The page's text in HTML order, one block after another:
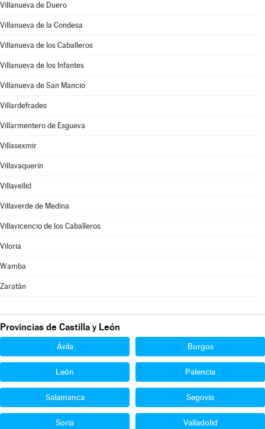
Villanueva de Duero
Villanueva de la Condesa
Villanueva de los Caballeros
Villanueva de los Infantes
Villanueva de San Mancio
Villardefrades
Villarmentero de Esgueva
Villasexmir
Villavaquerín
Villavellid
Villaverde de Medina
Villavicencio de los Caballeros
Viloria
Wamba
Zaratán
Provincias de Castilla y León
Ávila Burgos
León Palencia
Salamanca Segovia
Soria Valladolid